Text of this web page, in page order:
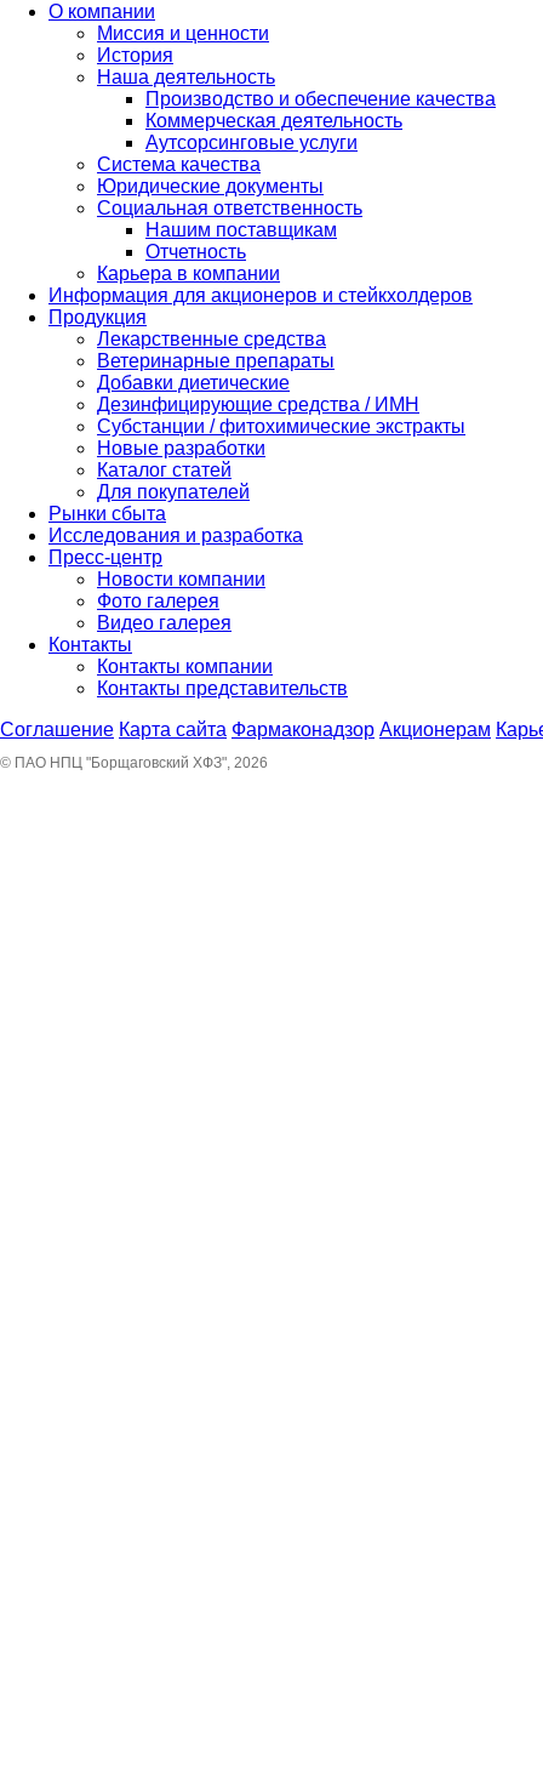
О компании
Миссия и ценности
История
Наша деятельность
Производство и обеспечение качества
Коммерческая деятельность
Аутсорсинговые услуги
Система качества
Юридические документы
Социальная ответственность
Нашим поставщикам
Отчетность
Карьера в компании
Информация для акционеров и стейкхолдеров
Продукция
Лекарственные средства
Ветеринарные препараты
Добавки диетические
Дезинфицирующие средства / ИМН
Субстанции / фитохимические экстракты
Новые разработки
Каталог статей
Для покупателей
Рынки сбыта
Исследования и разработка
Пресс-центр
Новости компании
Фото галерея
Видео галерея
Контакты
Контакты компании
Контакты представительств
Соглашение Карта сайта Фармаконадзор Акционерам
© ПАО НПЦ "Борщаговский ХФЗ", 2026